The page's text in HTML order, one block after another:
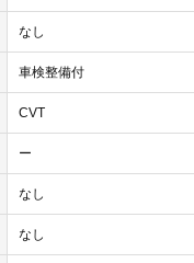
なし
車検整備付
CVT
ー
なし
なし